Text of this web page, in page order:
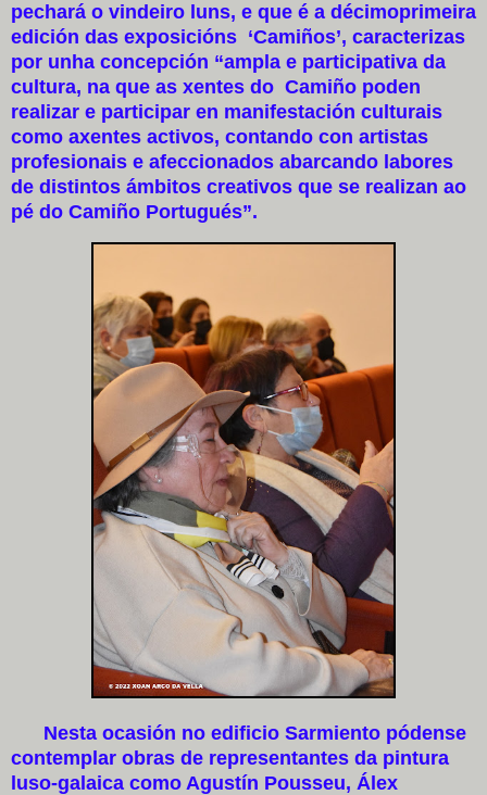
pechará o vindeiro luns, e que é a décimoprimeira
edición das exposicións ‘Camiños’, caracterizas
por unha concepción “ampla e participativa da
cultura, na que as xentes do Camiño poden
realizar e participar en manifestación culturais
como axentes activos, contando con artistas
profesionais e afeccionados abarcando labores
de distintos ámbitos creativos que se realizan ao
pé do Camiño Portugués”.
Nesta ocasión no edificio Sarmiento pódense
contemplar obras de representantes da pintura
luso-galaica como Agustín Pousseu, Álex